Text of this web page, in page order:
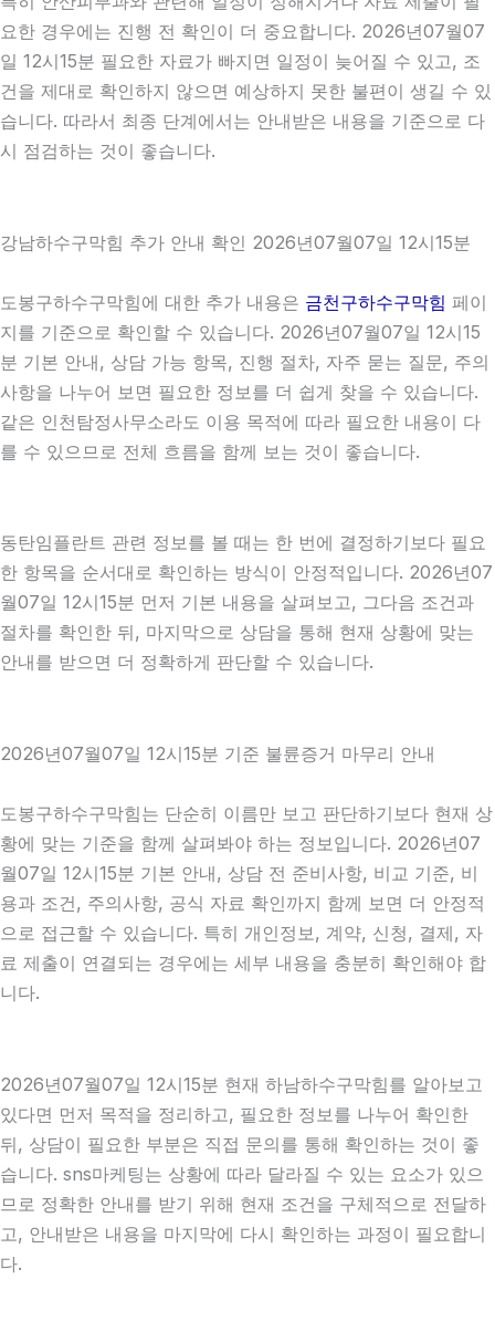
요한 경우에는 진행 전 확인이 더 중요합니다. 2026년07월07
일 12시15분 필요한 자료가 빠지면 일정이 늦어질 수 있고, 조
건을 제대로 확인하지 않으면 예상하지 못한 불편이 생길 수 있
습니다. 따라서 최종 단계에서는 안내받은 내용을 기준으로 다
시 점검하는 것이 좋습니다.
강남하수구막힘 추가 안내 확인 2026년07월07일 12시15분
도봉구하수구막힘에 대한 추가 내용은 금천구하수구막힘 페이
지를 기준으로 확인할 수 있습니다. 2026년07월07일 12시15
분 기본 안내, 상담 가능 항목, 진행 절차, 자주 묻는 질문, 주의
사항을 나누어 보면 필요한 정보를 더 쉽게 찾을 수 있습니다.
같은 인천탐정사무소라도 이용 목적에 따라 필요한 내용이 다
를 수 있으므로 전체 흐름을 함께 보는 것이 좋습니다.
동탄임플란트 관련 정보를 볼 때는 한 번에 결정하기보다 필요
한 항목을 순서대로 확인하는 방식이 안정적입니다. 2026년07
월07일 12시15분 먼저 기본 내용을 살펴보고, 그다음 조건과
절차를 확인한 뒤, 마지막으로 상담을 통해 현재 상황에 맞는
안내를 받으면 더 정확하게 판단할 수 있습니다.
2026년07월07일 12시15분 기준 불륜증거 마무리 안내
도봉구하수구막힘는 단순히 이름만 보고 판단하기보다 현재 상
황에 맞는 기준을 함께 살펴봐야 하는 정보입니다. 2026년07
월07일 12시15분 기본 안내, 상담 전 준비사항, 비교 기준, 비
용과 조건, 주의사항, 공식 자료 확인까지 함께 보면 더 안정적
으로 접근할 수 있습니다. 특히 개인정보, 계약, 신청, 결제, 자
료 제출이 연결되는 경우에는 세부 내용을 충분히 확인해야 합
니다.
2026년07월07일 12시15분 현재 하남하수구막힘를 알아보고
있다면 먼저 목적을 정리하고, 필요한 정보를 나누어 확인한
뒤, 상담이 필요한 부분은 직접 문의를 통해 확인하는 것이 좋
습니다. sns마케팅는 상황에 따라 달라질 수 있는 요소가 있으
므로 정확한 안내를 받기 위해 현재 조건을 구체적으로 전달하
고, 안내받은 내용을 마지막에 다시 확인하는 과정이 필요합니
다.